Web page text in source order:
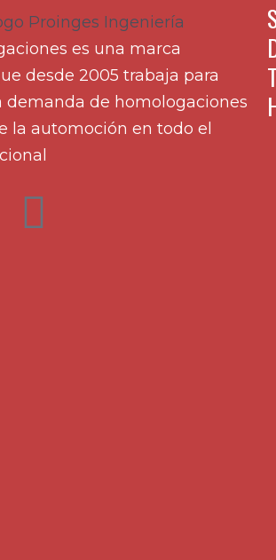
es una marca
desde 2005 trabaja para
demanda de homologaciones
la automoción en todo el